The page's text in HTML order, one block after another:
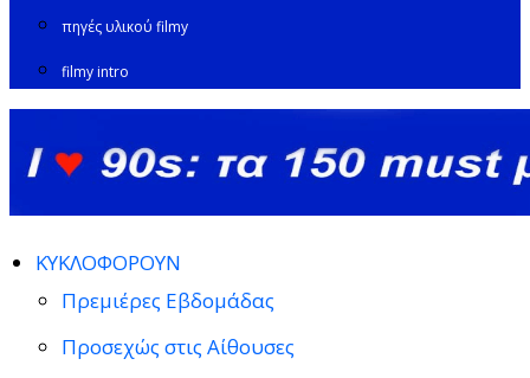
πηγές υλικού filmy
filmy intro
ΚΥΚΛΟΦΟΡΟΥΝ
Πρεμιέρες Εβδομάδας
Προσεχώς στις Αίθουσες